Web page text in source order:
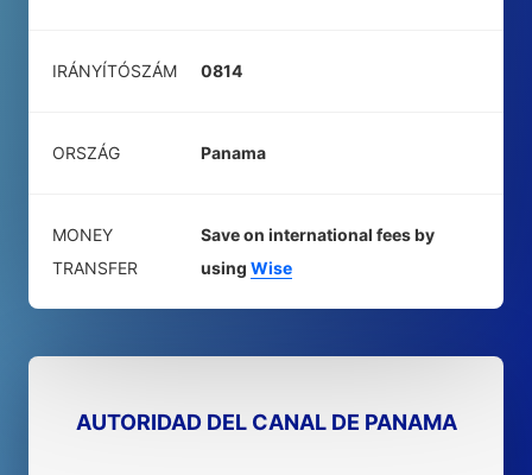
IRÁNYÍTÓSZÁM 0814
ORSZÁG Panama
MONEY
TRANSFER
Save on international fees by
using Wise
AUTORIDAD DEL CANAL DE PANAMA